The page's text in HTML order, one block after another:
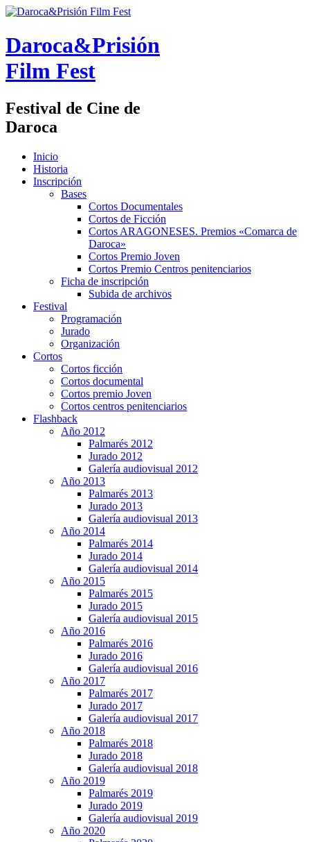
Daroca&Prisión
Film Fest
Festival de Cine de
Daroca
Inicio
Historia
Inscripción
Bases
Cortos Documentales
Cortos de Ficción
Cortos ARAGONESES. Premios «Comarca de
Daroca»
Cortos Premio Joven
Cortos Premio Centros penitenciarios
Ficha de inscripción
Subida de archivos
Festival
Programación
Jurado
Organización
Cortos
Cortos ficción
Cortos documental
Cortos premio Joven
Cortos centros penitenciarios
Flashback
Año 2012
Palmarés 2012
Jurado 2012
Galería audiovisual 2012
Año 2013
Palmarés 2013
Jurado 2013
Galería audiovisual 2013
Año 2014
Palmarés 2014
Jurado 2014
Galería audiovisual 2014
Año 2015
Palmarés 2015
Jurado 2015
Galería audiovisual 2015
Año 2016
Palmarés 2016
Jurado 2016
Galería audiovisual 2016
Año 2017
Palmarés 2017
Jurado 2017
Galería audiovisual 2017
Año 2018
Palmarés 2018
Jurado 2018
Galería audiovisual 2018
Año 2019
Palmarés 2019
Jurado 2019
Galería audiovisual 2019
Año 2020